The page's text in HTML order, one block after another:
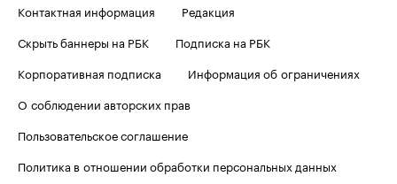
Контактная информация
Редакция
Скрыть баннеры на РБК
Подписка на РБК
Корпоративная подписка
Информация об ограничениях
О соблюдении авторских прав
Пользовательское соглашение
Политика в отношении обработки персональных данных